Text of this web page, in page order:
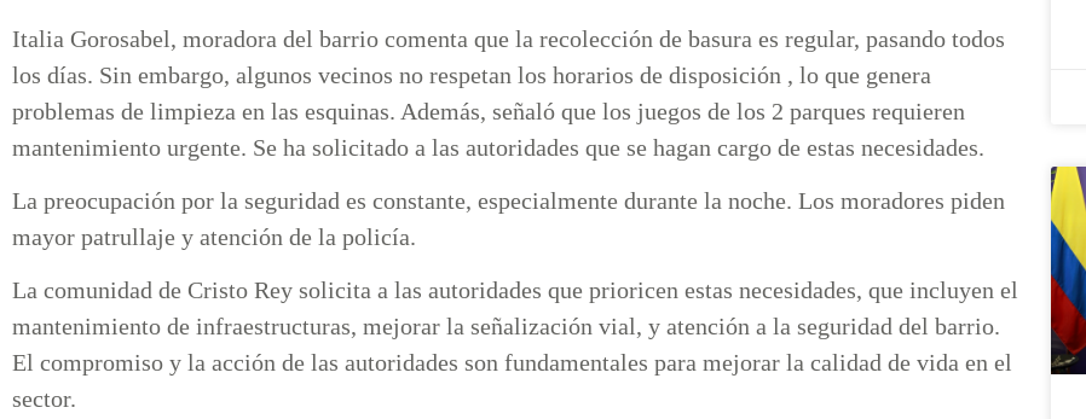
Italia Gorosabel, moradora del barrio comenta que la recolección de basura es regular, pasando todos
los días. Sin embargo, algunos vecinos no respetan los horarios de disposición , lo que genera
problemas de limpieza en las esquinas. Además, señaló que los juegos de los 2 parques requieren
mantenimiento urgente. Se ha solicitado a las autoridades que se hagan cargo de estas necesidades.
La preocupación por la seguridad es constante, especialmente durante la noche. Los moradores piden
mayor patrullaje y atención de la policía.
La comunidad de Cristo Rey solicita a las autoridades que prioricen estas necesidades, que incluyen el
mantenimiento de infraestructuras, mejorar la señalización vial, y atención a la seguridad del barrio.
El compromiso y la acción de las autoridades son fundamentales para mejorar la calidad de vida en el
sector.